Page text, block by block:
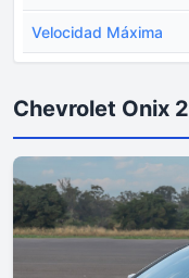
Velocidad Máxima
Chevrolet Onix